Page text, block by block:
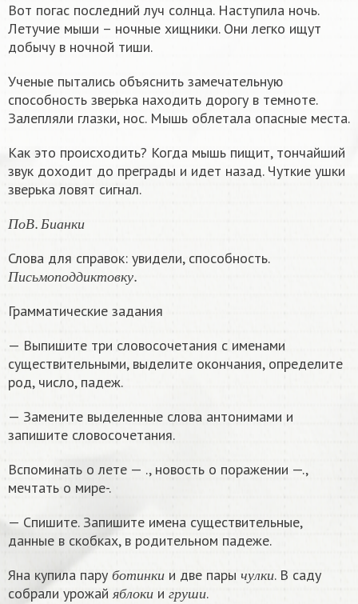
Вот погас последний луч солнца. Наступила ночь.
Летучие мыши – ночные хищники. Они легко ищут
добычу в ночной тиши.
Ученые пытались объяснить замечательную
способность зверька находить дорогу в темноте.
Залепляли глазки, нос. Мышь облетала опасные места.
Как это происходить? Когда мышь пищит, тончайший
звук доходит до преграды и идет назад. Чуткие ушки
зверька ловят сигнал.
П о В Б ианк и
По В Би
Слова для справок: увидели, способность.
П и с ьм о п о д д и кт о в к у
Письм оподдиктов ку.
Грамматические задания
— Выпишите три словосочетания с именами
существительными, выделите окончания, определите
род, число, падеж.
— Замените выделенные слова антонимами и
запишите словосочетания.
Вспоминать о лете — ., новость о поражении —.,
мечтать о мире-.
— Спишите. Запишите имена существительные,
данные в скобках, в родительном падеже.
Яна купила пару
б о т и н к и
б и две пары ч ул к и . В саду
собрали урожайя бл о к и
яблокии г р у ш и
груши .